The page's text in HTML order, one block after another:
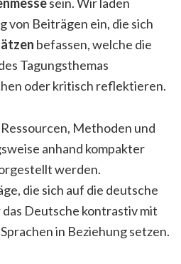
von Beiträgen ein, die sich
befassen, welche die
Tagungsthemas
oder kritisch reflektieren.
Methoden und
anhand kompakter
werden.
die sich auf die deutsche
Deutsche kontrastiv mit
in Beziehung setzen.